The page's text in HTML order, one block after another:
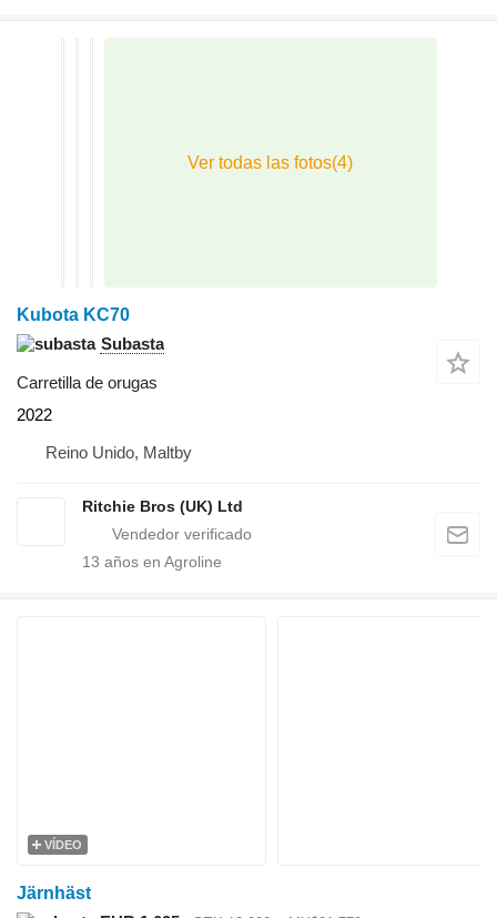
Kubota KC70
Subasta
Carretilla de orugas
2022
Reino Unido, Maltby
Ritchie Bros (UK) Ltd
13 años en Agroline
VÍDEO
Järnhäst